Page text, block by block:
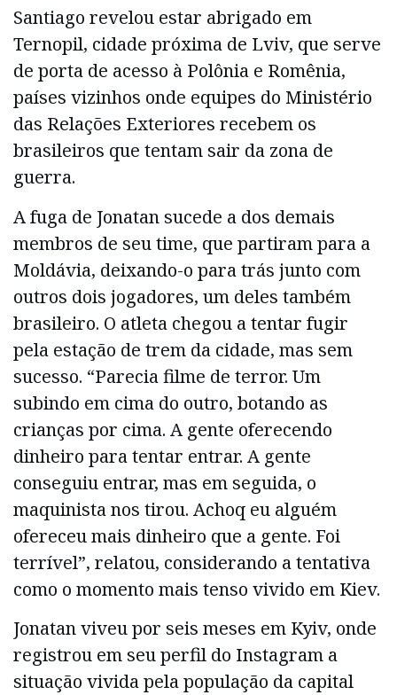
Santiago revelou estar abrigado em
Ternopil, cidade próxima de Lviv, que serve
de porta de acesso à Polônia e Romênia,
países vizinhos onde equipes do Ministério
das Relações Exteriores recebem os
brasileiros que tentam sair da zona de
guerra.
A fuga de Jonatan sucede a dos demais
membros de seu time, que partiram para a
Moldávia, deixando-o para trás junto com
outros dois jogadores, um deles também
brasileiro. O atleta chegou a tentar fugir
pela estação de trem da cidade, mas sem
sucesso. “Parecia filme de terror. Um
subindo em cima do outro, botando as
crianças por cima. A gente oferecendo
dinheiro para tentar entrar. A gente
conseguiu entrar, mas em seguida, o
maquinista nos tirou. Achoq eu alguém
ofereceu mais dinheiro que a gente. Foi
terrível”, relatou, considerando a tentativa
como o momento mais tenso vivido em Kiev.
Jonatan viveu por seis meses em Kyiv, onde
registrou em seu perfil do Instagram a
situação vivida pela população da capital